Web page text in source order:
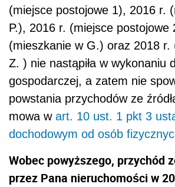
(miejsce postojowe 1), 2016 r.
P.), 2016 r. (miejsce postojowe
(mieszkanie w G.) oraz 2018 r.
Z. ) nie nastąpiła w wykonaniu
gospodarczej, a zatem nie
powstania przychodów ze
mowa w art. 10 ust. 1 pkt 3
dochodowym od osób
Wobec powyższego, przychód
przez Pana nieruchomości w